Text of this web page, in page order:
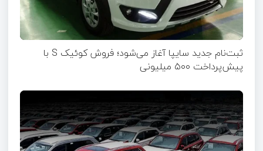
ثبت‌نام جدید سایپا آغاز می‌شود؛ فروش کوئیک S با
پیش‌پرداخت ۵۰۰ میلیونی